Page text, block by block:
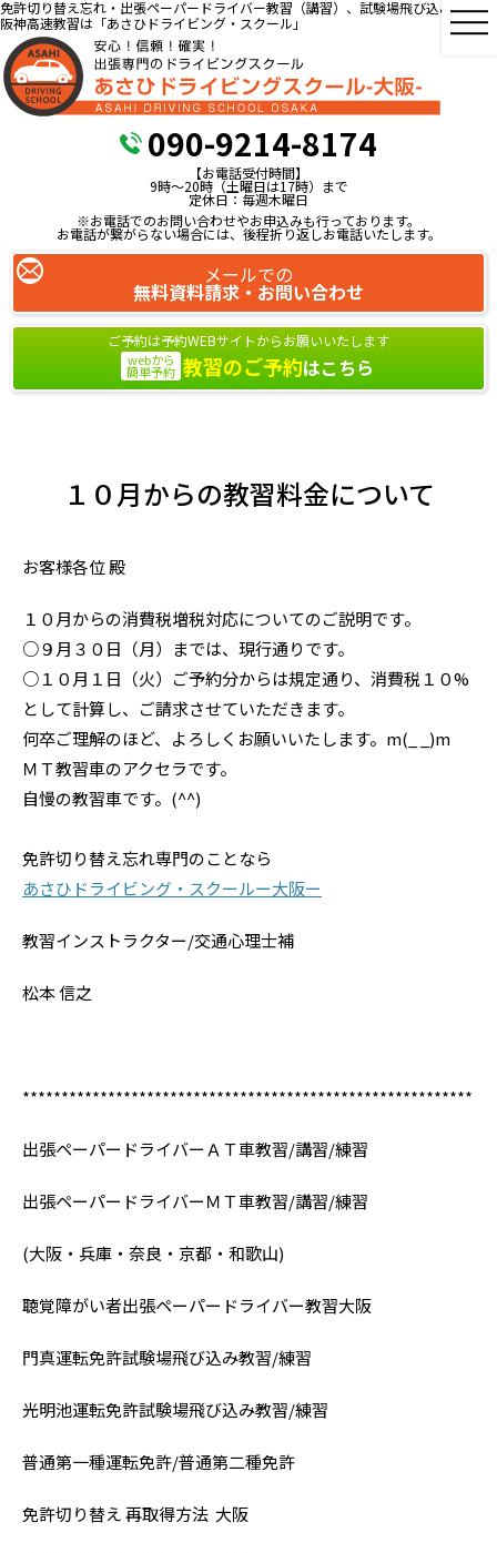
免許切り替え忘れ・出張ペーパードライバー教習（講習）、試験場飛び込み教習、
阪神高速教習は「あさひドライビング・スクール」
090-9214-8174
【お電話受付時間】
9時～20時（土曜日は17時）まで
定休日：毎週木曜日
※お電話でのお問い合わせやお申込みも行っております。
お電話が繋がらない場合には、後程折り返しお電話いたします。
メールでの
無料資料請求・お問い合わせ
ご予約は予約WEBサイトからお願いいたします
webから
簡単予約 教習のご予約はこちら
１０月からの教習料金について
お客様各位 殿
１０月からの消費税増税対応についてのご説明です。
○９月３０日（月）までは、現行通りです。
○１０月１日（火）ご予約分からは規定通り、消費税１０%
として計算し、ご請求させていただきます。
何卒ご理解のほど、よろしくお願いいたします。m(_ _)m
ＭＴ教習車のアクセラです。
自慢の教習車です。(^^)
免許切り替え忘れ専門のことなら
あさひドライビング・スクールー大阪ー
教習インストラクター/交通心理士補
松本 信之
**********************************************************
出張ペーパードライバーＡＴ車教習/講習/練習
出張ペーパードライバーＭＴ車教習/講習/練習
(大阪・兵庫・奈良・京都・和歌山)
聴覚障がい者出張ペーパードライバー教習大阪
門真運転免許試験場飛び込み教習/練習
光明池運転免許試験場飛び込み教習/練習
普通第一種運転免許/普通第二種免許
免許切り替え 再取得方法 大阪